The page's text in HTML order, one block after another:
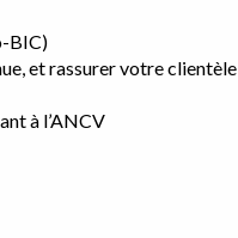
BIC)
et rassurer votre clientèle
à l’ANCV